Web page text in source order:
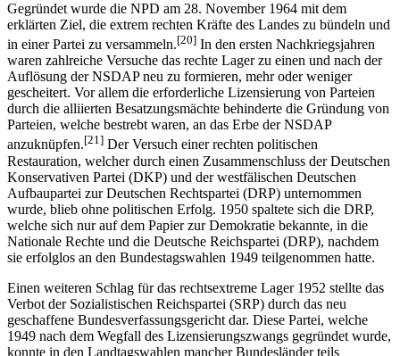
Gegründet wurde die NPD am 28. November 1964 mit dem
erklärten Ziel, die extrem rechten Kräfte des Landes zu bündeln und
in einer Partei zu versammeln.[20] In den ersten Nachkriegsjahren
waren zahlreiche Versuche das rechte Lager zu einen und nach der
Auflösung der NSDAP neu zu formieren, mehr oder weniger
gescheitert. Vor allem die erforderliche Lizensierung von Parteien
durch die alliierten Besatzungsmächte behinderte die Gründung von
Parteien, welche bestrebt waren, an das Erbe der NSDAP
anzuknüpfen.[21] Der Versuch einer rechten politischen
Restauration, welcher durch einen Zusammenschluss der Deutschen
Konservativen Partei (DKP) und der westfälischen Deutschen
Aufbaupartei zur Deutschen Rechtspartei (DRP) unternommen
wurde, blieb ohne politischen Erfolg. 1950 spaltete sich die DRP,
welche sich nur auf dem Papier zur Demokratie bekannte, in die
Nationale Rechte und die Deutsche Reichspartei (DRP), nachdem
sie erfolglos an den Bundestagswahlen 1949 teilgenommen hatte.
Einen weiteren Schlag für das rechtsextreme Lager 1952 stellte das
Verbot der Sozialistischen Reichspartei (SRP) durch das neu
geschaffene Bundesverfassungsgericht dar. Diese Partei, welche
1949 nach dem Wegfall des Lizensierungszwangs gegründet wurde,
konnte in den Landtagswahlen mancher Bundesländer teils